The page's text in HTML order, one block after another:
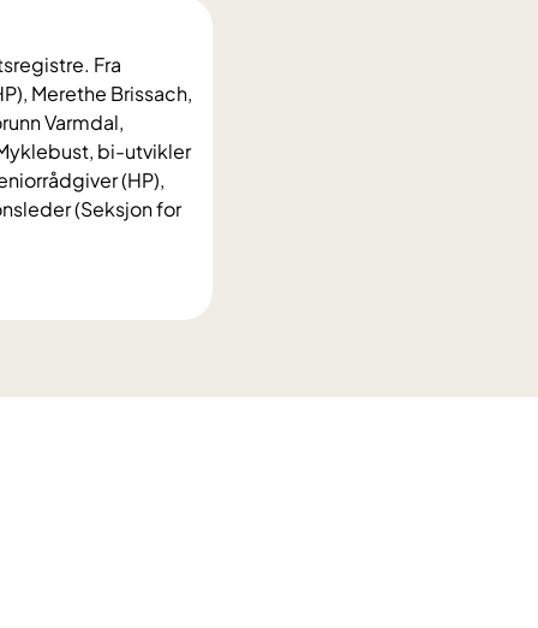
Fra
Merethe Brissach,
Varmdal,
bi-utvikler
(HP),
(Seksjon for